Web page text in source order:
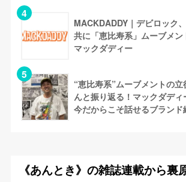
MACKDADDY｜デビロック
共に「恵比寿系」ムーブメン
マックダディー
“恵比寿系”ムーブメントの
んと振り返る！マックダディ
今だからこそ話せるブランド
《あんとき》の雑誌連載から裏